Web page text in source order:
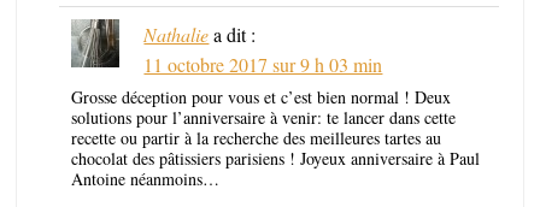
Nathalie a dit :
11 octobre 2017 sur 9 h 03 min
Grosse déception pour vous et c’est bien normal ! Deux
solutions pour l’anniversaire à venir: te lancer dans cette
recette ou partir à la recherche des meilleures tartes au
chocolat des pâtissiers parisiens ! Joyeux anniversaire à Paul
Antoine néanmoins…